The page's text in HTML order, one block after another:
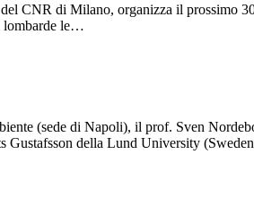
CNR di Milano, organizza il prossimo
lombarde le…
(sede di Napoli), il prof. Sven
Gustafsson della Lund University